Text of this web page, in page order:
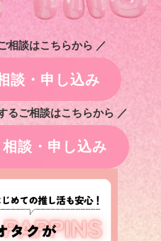
相談はこちらから ／
談・申し込み
るご相談はこちらから ／
談・申し込み